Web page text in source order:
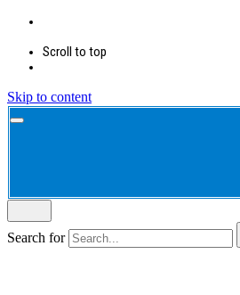
Scroll to top
Skip to content
Search for